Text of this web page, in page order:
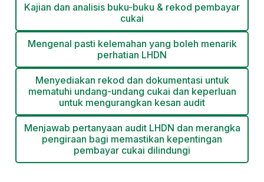
Kajian dan analisis buku-buku & rekod pembayar
cukai
Mengenal pasti kelemahan yang boleh menarik
perhatian LHDN
Menyediakan rekod dan dokumentasi untuk
mematuhi undang-undang cukai dan keperluan
untuk mengurangkan kesan audit
Menjawab pertanyaan audit LHDN dan merangka
pengiraan bagi memastikan kepentingan
pembayar cukai dilindungi